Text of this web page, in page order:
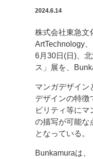
特集・デジタル
案内
運営
会社案内
2024.6.14
株式会社東急文
ArtTechnology
6月30日(日)、
ス」展を、
マンガデザイン
デザインの特徴
ビリティ等に
の描写が可能な
となっている。
Bunkamuraは